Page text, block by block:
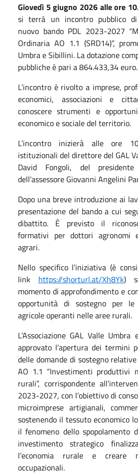
Giovedì 5 giugno 2026 alle ore
si terrà un incontro pubblico di
nuovo bando PDL 2023-2027
Ordinaria AO 1.1 (SRD14)”,
Umbra e Sibillini. La dotazione
pubbliche è pari a 864.433,34 euro.
L’incontro è rivolto a imprese,
economici, associazioni e
conoscere strumenti e
economico e sociale del territorio.
L’incontro inizierà alle ore
istituzionali del direttore del GAL
David Fongoli, del
dell’assessore Giovanni Angelini
Dopo una breve introduzione ai
presentazione del bando a cui
dibattito. È previsto il
formativi per dottori agronomi
agrari.
Nello specifico l’iniziativa (è
link https://shorturl.at/Xh8Yk)
momento di approfondimento e
opportunità di sostegno per le
agricole operanti nelle aree rurali.
L’Associazione GAL Valle
approvato l’apertura dei termini
delle domande di sostegno
AO 1.1 “Investimenti produttivi
rurali”, corrispondente
2023-2027, con l’obiettivo di
microimprese artigianali,
sostenendo il tessuto economico
il fenomeno dello spopolamento
investimento strategico
l’economia rurale e creare
occupazionali.